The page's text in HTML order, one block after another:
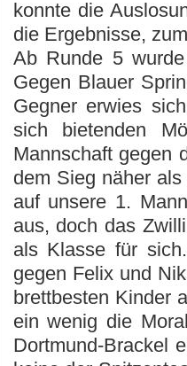
konnte die
die Ergebnisse,
Ab Runde 5
Gegen Blauer
Gegner erwies
sich bietenden
Mannschaft gegen
dem Sieg näher
auf unsere 1.
aus, doch das
als Klasse für
gegen Felix und
brettbesten Kinder
ein wenig die
Dortmund-Brackel